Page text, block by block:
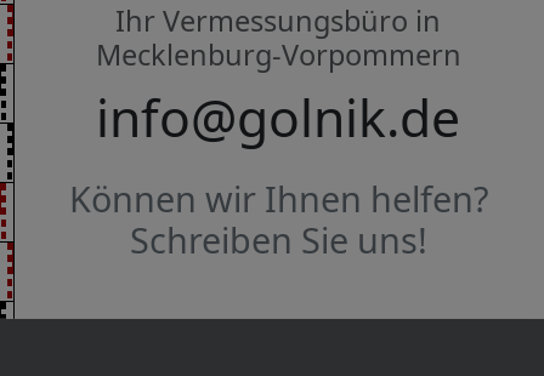
Ihr Vermessungsbüro in
Mecklenburg-Vorpommern
info@golnik.de
Können wir Ihnen helfen?
Schreiben Sie uns!